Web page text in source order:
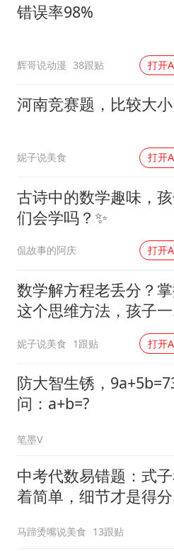
上海将
苏有朋
错误率98%
辉哥说动漫 38跟贴 打开
河南竞赛题，比较大小
妮子说美食 打开
古诗中的数学趣味，
们会学吗？✨
侃故事的阿庆 打开
数学解方程老丢分？
这个思维方法，孩子一
妮子说美食 1跟贴 打开
防大智生锈，
问：a+b=?
笔墨V
中考代数易错题：式
着简单，细节才是得分
马蹄烫嘴说美食 13跟贴